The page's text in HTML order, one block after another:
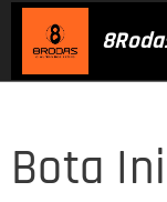
8
Bota